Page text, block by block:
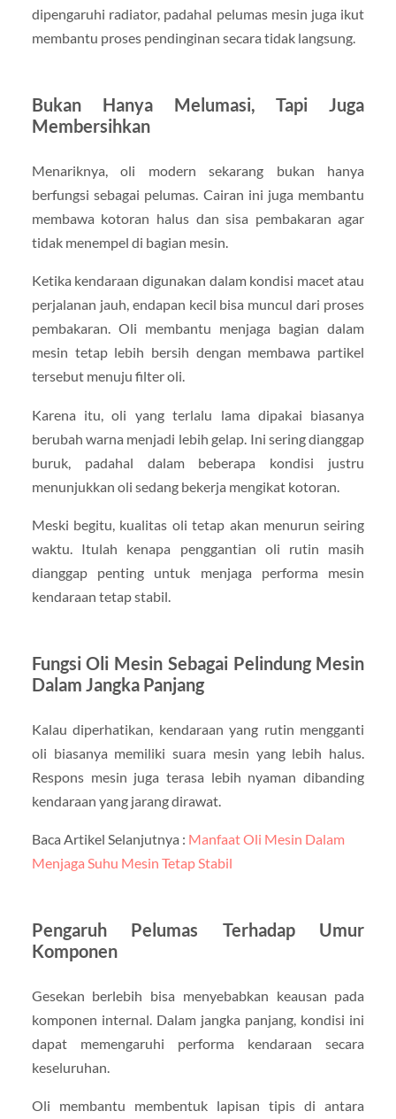
dipengaruhi radiator, padahal pelumas mesin juga ikut
membantu proses pendinginan secara tidak langsung.
Bukan Hanya Melumasi, Tapi Juga
Membersihkan
Menariknya, oli modern sekarang bukan hanya
berfungsi sebagai pelumas. Cairan ini juga membantu
membawa kotoran halus dan sisa pembakaran agar
tidak menempel di bagian mesin.
Ketika kendaraan digunakan dalam kondisi macet atau
perjalanan jauh, endapan kecil bisa muncul dari proses
pembakaran. Oli membantu menjaga bagian dalam
mesin tetap lebih bersih dengan membawa partikel
tersebut menuju filter oli.
Karena itu, oli yang terlalu lama dipakai biasanya
berubah warna menjadi lebih gelap. Ini sering dianggap
buruk, padahal dalam beberapa kondisi justru
menunjukkan oli sedang bekerja mengikat kotoran.
Meski begitu, kualitas oli tetap akan menurun seiring
waktu. Itulah kenapa penggantian oli rutin masih
dianggap penting untuk menjaga performa mesin
kendaraan tetap stabil.
Fungsi Oli Mesin Sebagai Pelindung Mesin
Dalam Jangka Panjang
Kalau diperhatikan, kendaraan yang rutin mengganti
oli biasanya memiliki suara mesin yang lebih halus.
Respons mesin juga terasa lebih nyaman dibanding
kendaraan yang jarang dirawat.
Baca Artikel Selanjutnya : Manfaat Oli Mesin Dalam
Menjaga Suhu Mesin Tetap Stabil
Pengaruh Pelumas Terhadap Umur
Komponen
Gesekan berlebih bisa menyebabkan keausan pada
komponen internal. Dalam jangka panjang, kondisi ini
dapat memengaruhi performa kendaraan secara
keseluruhan.
Oli membantu membentuk lapisan tipis di antara